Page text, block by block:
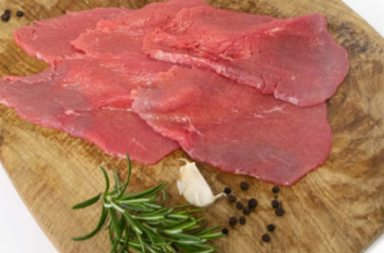
ANTEPRIMA RAPIDA